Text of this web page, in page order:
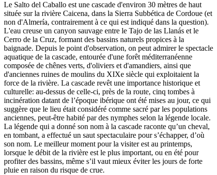
Le Salto del Caballo est une cascade d'environ 30 mètres de haut
située sur la rivière Caicena, dans la Sierra Subbética de Cordoue (et
non d'Almería, contrairement à ce qui est indiqué dans la question).
L'eau creuse un canyon sauvage entre le Tajo de las Llanás et le
Cerro de la Cruz, formant des bassins naturels propices à la
baignade. Depuis le point d'observation, on peut admirer le spectacle
aquatique de la cascade, entourée d'une forêt méditerranéenne
composée de chênes verts, d'oliviers et d'amandiers, ainsi que
d'anciennes ruines de moulins du XIXe siècle qui exploitaient la
force de la rivière. La cascade revêt une importance historique et
culturelle: au-dessus de celle-ci, près de la route, cinq tombes à
incinération datant de l’époque ibérique ont été mises au jour, ce qui
suggère que le lieu était considéré comme sacré par les populations
anciennes, peut-être habité par des nymphes selon la légende locale.
La légende qui a donné son nom à la cascade raconte qu’un cheval,
en tombant, a effectué un saut spectaculaire pour s’échapper, d’où
son nom. Le meilleur moment pour la visiter est au printemps,
lorsque le débit de la rivière est le plus important, ou en été pour
profiter des bassins, même s’il vaut mieux éviter les jours de forte
pluie en raison du risque de crue.